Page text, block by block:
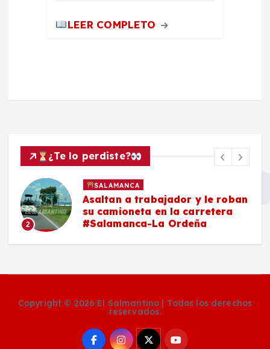
LEER COMPLETO
¿Te lo perdiste?
SALAMANCA
Asaltan a trabajador y le roban
su camioneta en la carretera
#Salamanca-La Ordeña
Copyright © 2026 El Salmantino | Todos los derechos
reservados.